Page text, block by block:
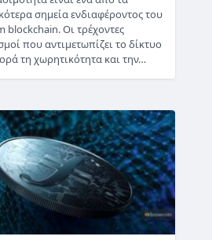
σημεία ενδιαφέροντος του
blockchain. Οι τρέχοντες
που αντιμετωπίζει το δίκτυο
τη χωρητικότητα και την…